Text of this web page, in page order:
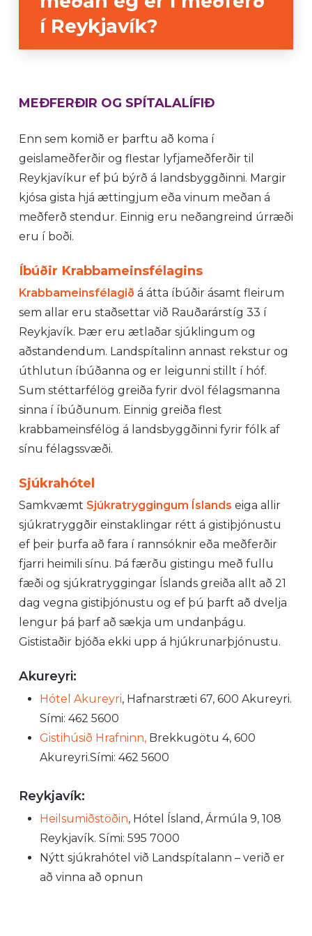
í Reykjavík?
MEÐFERÐIR OG SPÍTALALÍFIÐ
Enn sem komið er þarftu að koma í
geislameðferðir og flestar lyfjameðferðir til
Reykjavíkur ef þú býrð á landsbyggðinni. Margir
kjósa gista hjá ættingjum eða vinum meðan á
meðferð stendur. Einnig eru neðangreind úrræði
eru í boði.
Íbúðir Krabbameinsfélagins
Krabbameinsfélagið á átta íbúðir ásamt fleirum
sem allar eru staðsettar við Rauðarárstíg 33 í
Reykjavík. Þær eru ætlaðar sjúklingum og
aðstandendum. Landspítalinn annast rekstur og
úthlutun íbúðanna og er leigunni stillt í hóf.
Sum stéttarfélög greiða fyrir dvöl félagsmanna
sinna í íbúðunum. Einnig greiða flest
krabbameinsfélög á landsbyggðinni fyrir fólk af
sínu félagssvæði.
Sjúkrahótel
Samkvæmt Sjúkratryggingum Íslands eiga allir
sjúkratryggðir einstaklingar rétt á gistiþjónustu
ef þeir þurfa að fara í rannsóknir eða meðferðir
fjarri heimili sínu. Þá færðu gistingu með fullu
fæði og sjúkratryggingar Íslands greiða allt að 21
dag vegna gistiþjónustu og ef þú þarft að dvelja
lengur þá þarf að sækja um undanþágu.
Gististaðir bjóða ekki upp á hjúkrunarþjónustu.
Akureyri:
Hótel Akureyri, Hafnarstræti 67, 600 Akureyri.
Sími: 462 5600
Gistihúsið Hrafninn,Brekkugötu 4, 600
Akureyri.Sími: 462 5600
Reykjavík:
Heilsumiðstöðin, Hótel Ísland, Ármúla 9, 108
Reykjavík. Sími: 595 7000
Nýtt sjúkrahótel við Landspítalann – verið er
að vinna að opnun